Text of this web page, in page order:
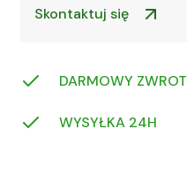
Skontaktuj się
DARMOWY ZWROT
WYSYŁKA 24H